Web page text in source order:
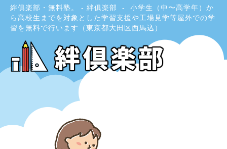
絆俱楽部・無料塾。 - 絆俱楽部
小学生（中〜高学年）か
ら高校生までを対象とした学習支援や工場見学等屋外での学
習を無料で行います（東京都大田区西馬込）
絆倶楽部